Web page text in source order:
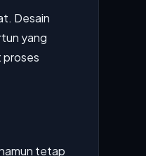
Desain
yang
proses
tetap